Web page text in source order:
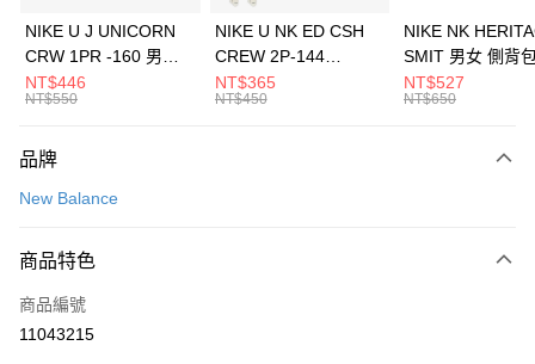
元大商業銀行
台灣樂天信用卡公司
全盈+PAY
AFTEE先享後付
【關於「AFTEE先享後付」】
便利好安心！
３．安心：先確認商品／服務後，再付款。
【「AFTEE先享後付」結帳流程】
１．於結帳方式選擇「AFTEE先享後付」後，將跳轉至「AFTEE先享後付」
運送方式
每筆NT$100，滿NT$1,500(含以上)免運費
宅配
每筆NT$100，滿NT$1,500(含以上)免運費
NIKE U J UNICORN
CRW 1PR -160 男女
中統襪 FZ3393100
NT$446
NT$550
NIKE U NK ED CSH
CREW 2P-144
EMBRDY 男女 短統襪
FZ3073133
NT$365
NT$450
NIKE NK
SMIT 男女 側背
BA5871010
NT$527
NT$650
品牌
New Balance
商品特色
商品編號
11043215